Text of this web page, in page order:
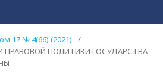
17 № 4(66) (2021)
/
ПРАВОВОЙ ПОЛИТИКИ ГОСУДАРСТВА